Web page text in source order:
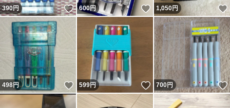
390円 いいね！
600円 いいね！
1,050円
498円 いいね！
599円 いいね！
700円